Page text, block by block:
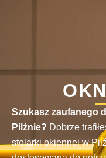
Szukasz zaufanego
Pilźnie? Dobrze
stolarki okiennej w